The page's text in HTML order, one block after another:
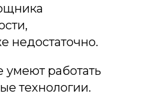
недостаточно.
работать
технологии.